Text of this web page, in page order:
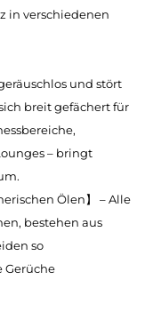
in verschiedenen
und stört
breit gefächert für
– bringt
Ölen】 – Alle
bestehen aus
so
Gerüche